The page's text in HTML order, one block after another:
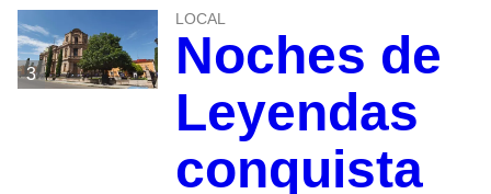
3
LOCAL
Noches de
Leyendas
conquista